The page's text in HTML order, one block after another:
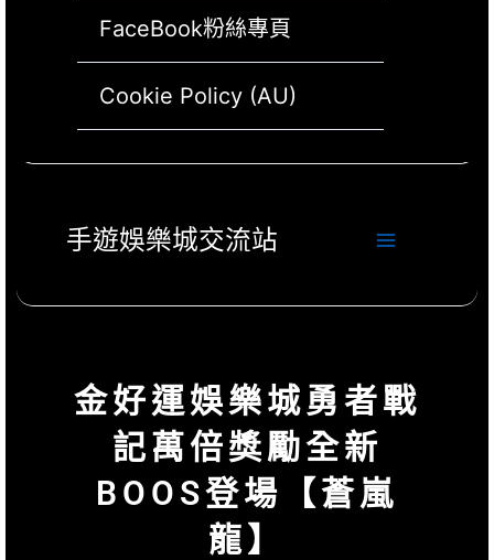
FaceBook粉絲專頁
Cookie Policy (AU)
手遊娛樂城交流站
金好運娛樂城勇者戰
記萬倍獎勵全新
BOOS登場【蒼嵐
龍】